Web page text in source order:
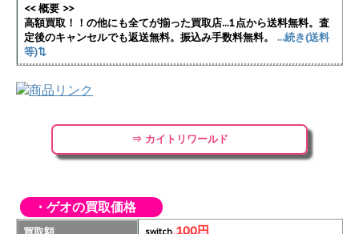
<< 概要 >>
高額買取！！の他にも全てが揃った買取店...1点から送料無料。査
定後のキャンセルでも返送無料。振込み手数料無料。
...続き(送料
等)⇅
⇒ カイトリワールド
・ゲオの買取価格
switch100円